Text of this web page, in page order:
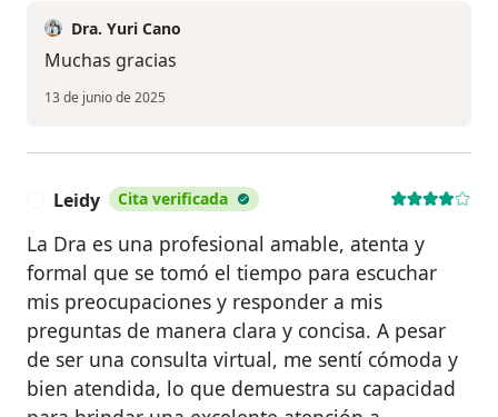
Dra. Yuri Cano
Muchas gracias
13 de junio de 2025
Leidy Cita verificada
La Dra es una profesional amable, atenta y
formal que se tomó el tiempo para escuchar
mis preocupaciones y responder a mis
preguntas de manera clara y concisa. A pesar
de ser una consulta virtual, me sentí cómoda y
bien atendida, lo que demuestra su capacidad